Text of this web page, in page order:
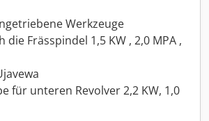
Werkzeuge
Frässpindel 1,5 KW , 2,0 MPA ,
für unteren Revolver 2,2 KW, 1,0